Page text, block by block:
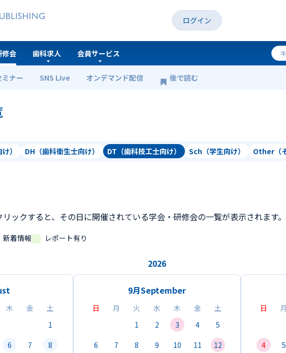
ログイン
修会
ナー SNS Live オンデマンド配信 後で読む
歯科求人 会員サービス
） DH（歯科衛生士向け） DT（歯科技工士向け） Sch（学生向け） Other（
ックすると、その日に開催されている学会・研修会の一覧が表示されます。
新着情報 レポート有り
木 金
土
1
6 7
8
2026
9月September
日 月 火 水 木 金
土
1
2 3 4
5
6
7 8 9 10 11
12
日
4
5